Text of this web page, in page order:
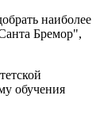
наиболее
Бремор",
обучения